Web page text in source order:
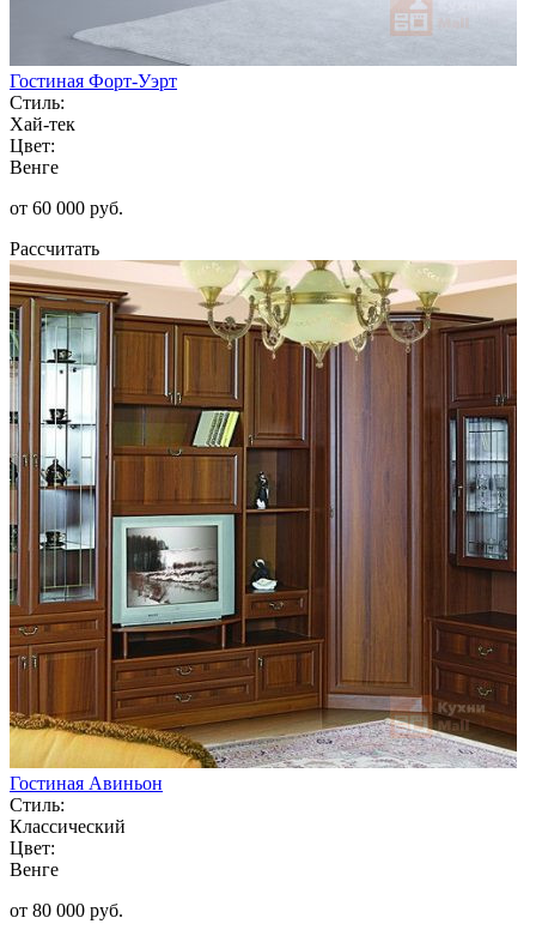
Гостиная Форт-Уэрт
Стиль:
Хай-тек
Цвет:
Венге
от 60 000 руб.
Рассчитать
Гостиная Авиньон
Стиль:
Классический
Цвет:
Венге
от 80 000 руб.